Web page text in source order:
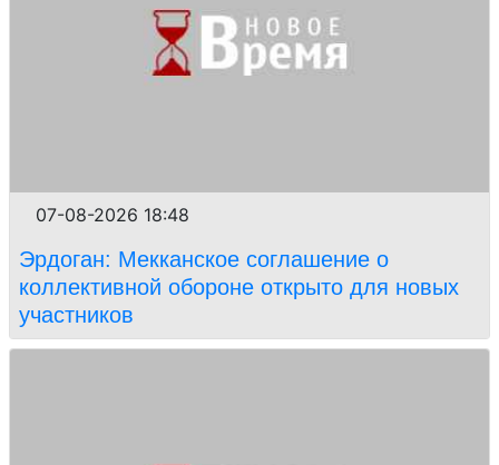
07-08-2026 18:48
Эрдоган: Мекканское соглашение о
коллективной обороне открыто для новых
участников